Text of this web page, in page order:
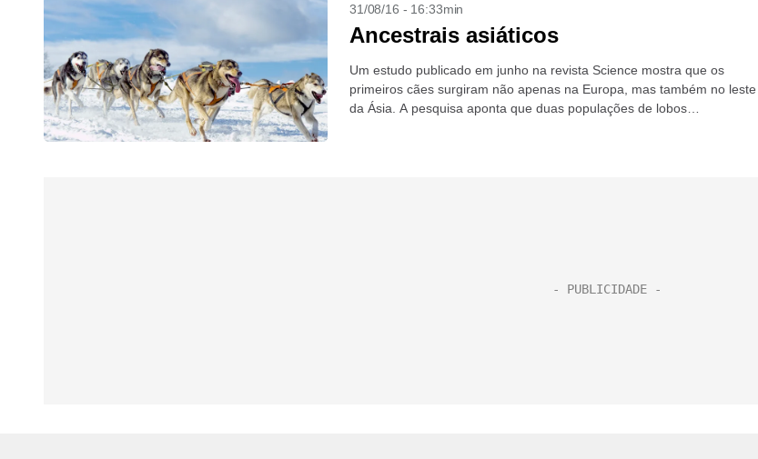
31/08/16 - 16:33min
Ancestrais asiáticos
Um estudo publicado em junho na revista Science mostra que os
primeiros cães surgiram não apenas na Europa, mas também no leste
da Ásia. A pesquisa aponta que duas populações de lobos